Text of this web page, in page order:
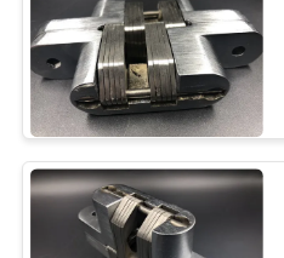
ス
場
合